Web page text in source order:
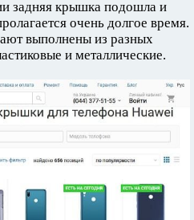
задняя крышка подошла и
очень долгое время.
выполнены из разных
и металлические.